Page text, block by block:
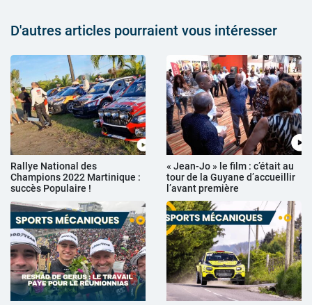
D'autres articles pourraient vous intéresser
Rallye National des
Champions 2022 Martinique :
succès Populaire !
« Jean-Jo » le film : c’était au
tour de la Guyane d’accueillir
l’avant première